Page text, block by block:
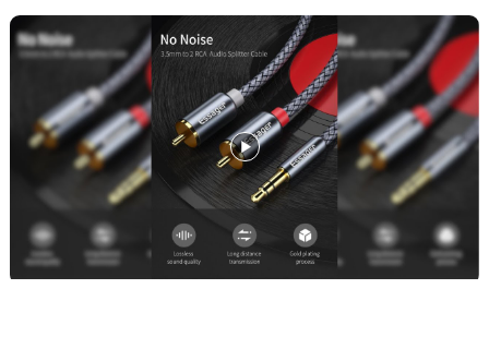
Untuk mendukung penggunaan jangka panjang, kabel audio ini
dilapisi material nilon dengan desain anyaman. Inilah yang
membuatnya lebih fleksibel, tidak mudah putus, dan lebih awet
meski sering digunakan.
Kemudahan Penggunaan
Tidak perlu pengaturan khusus, kabel audio ini bisa digunakan
hanya dengan menghubungkan plugnya ke port yang sesuai. Anda
bisa menggunakannya pada smartphone, TV, laptop, DVD, home
theater, dan perangkat audio lain untuk berbagai kebutuhan.
Kelengkapan Produk
Rincian yang Anda dapatkan untuk pembelian produk ini: